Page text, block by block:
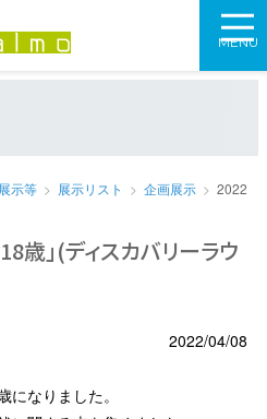
尚絅学院大MENU
示等 展示リスト 企画展示 2022年
歳」(ディスカバリーラウ
2022/04/08
なりました。